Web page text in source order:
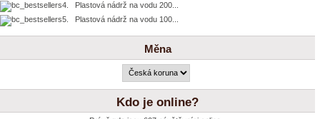
4. Plastová nádrž na vodu 200...
5. Plastová nádrž na vodu 100...
Měna
Kdo je online?